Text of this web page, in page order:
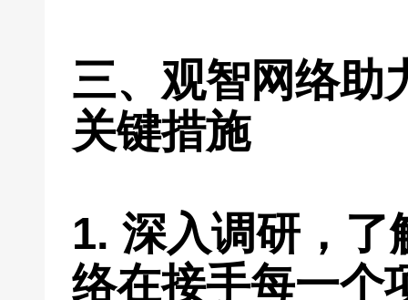
三、观智网络助
关键措施
1. 深入调研，了
络在接手每一个